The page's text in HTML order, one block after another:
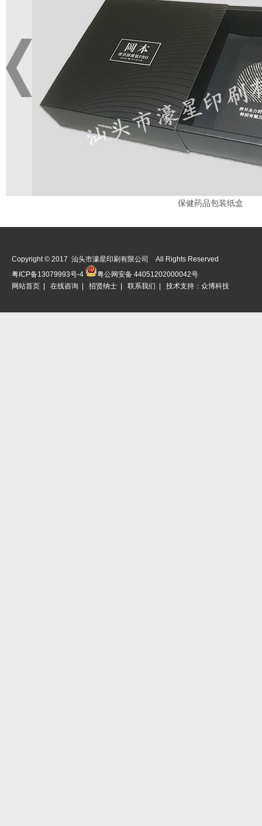
保健药品包装纸盒
Copyright © 2017 汕头市濠星印刷有限公司 All Rights Reserved
粤ICP备13079993号-4
粤公网安备 44051202000042号
网站首页
在线咨询 招贤纳士 联系我们 | 技术支持： 众博科技